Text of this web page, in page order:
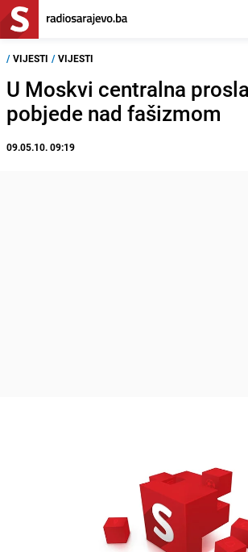
/ VIJESTI / VIJESTI
U Moskvi centralna
pobjede nad fašizmom
09.05.10. 09:19